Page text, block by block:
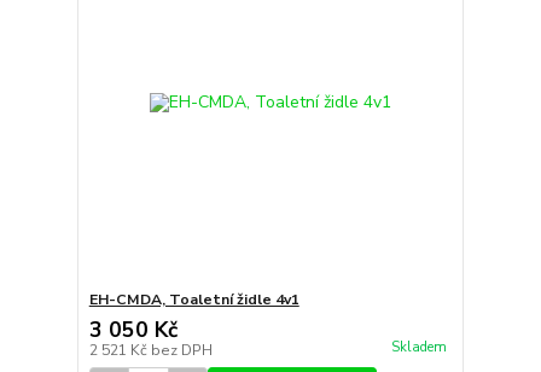
EH-CMDA, Toaletní židle 4v1
3 050 Kč
2 521 Kč bez DPH Skladem